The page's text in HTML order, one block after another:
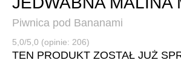
Piwnica pod Bananami
5,0/5,0 (opinie: 206)
TEN PRODUKT ZOSTAŁ JUŻ